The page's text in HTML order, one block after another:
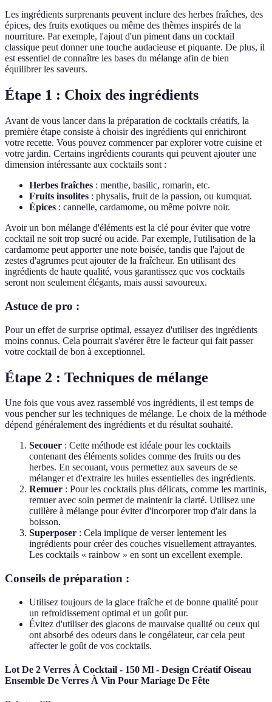
Les ingrédients surprenants peuvent inclure des herbes fraîches, des
épices, des fruits exotiques ou même des thèmes inspirés de la
nourriture. Par exemple, l'ajout d'un piment dans un cocktail
classique peut donner une touche audacieuse et piquante. De plus, il
est essentiel de connaître les bases du mélange afin de bien
équilibrer les saveurs.
Étape 1 : Choix des ingrédients
Avant de vous lancer dans la préparation de cocktails créatifs, la
première étape consiste à choisir des ingrédients qui enrichiront
votre recette. Vous pouvez commencer par explorer votre cuisine et
votre jardin. Certains ingrédients courants qui peuvent ajouter une
dimension intéressante aux cocktails sont :
Herbes fraîches : menthe, basilic, romarin, etc.
Fruits insolites : physalis, fruit de la passion, ou kumquat.
Épices : cannelle, cardamome, ou même poivre noir.
Avoir un bon mélange d'éléments est la clé pour éviter que votre
cocktail ne soit trop sucré ou acide. Par exemple, l'utilisation de la
cardamome peut apporter une note boisée, tandis que l'ajout de
zestes d'agrumes peut ajouter de la fraîcheur. En utilisant des
ingrédients de haute qualité, vous garantissez que vos cocktails
seront non seulement élégants, mais aussi savoureux.
Astuce de pro :
Pour un effet de surprise optimal, essayez d'utiliser des ingrédients
moins connus. Cela pourrait s'avérer être le facteur qui fait passer
votre cocktail de bon à exceptionnel.
Étape 2 : Techniques de mélange
Une fois que vous avez rassemblé vos ingrédients, il est temps de
vous pencher sur les techniques de mélange. Le choix de la méthode
dépend généralement des ingrédients et du résultat souhaité.
Secouer : Cette méthode est idéale pour les cocktails
contenant des éléments solides comme des fruits ou des
herbes. En secouant, vous permettez aux saveurs de se
mélanger et d'extraire les huiles essentielles des ingrédients.
Remuer : Pour les cocktails plus délicats, comme les martinis,
remuer avec soin permet de maintenir la clarté. Utilisez une
cuillère à mélange pour éviter d'incorporer trop d'air dans la
boisson.
Superposer : Cela implique de verser lentement les
ingrédients pour créer des couches visuellement attrayantes.
Les cocktails « rainbow » en sont un excellent exemple.
Conseils de préparation :
Utilisez toujours de la glace fraîche et de bonne qualité pour
un refroidissement optimal et un goût pur.
Évitez d'utiliser des glacons de mauvaise qualité ou ceux qui
ont absorbé des odeurs dans le congélateur, car cela peut
affecter le goût de vos cocktails.
Lot De 2 Verres À Cocktail - 150 Ml - Design Créatif Oiseau
Ensemble De Verres À Vin Pour Mariage De Fête